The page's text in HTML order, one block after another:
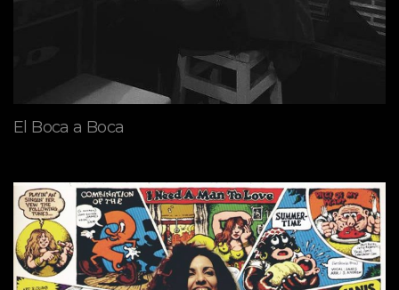
El Boca a Boca